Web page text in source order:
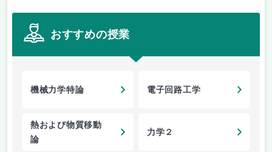
おすすめの授業
機械力学特論 電子回路工学
熱および物質移動
論
力学２